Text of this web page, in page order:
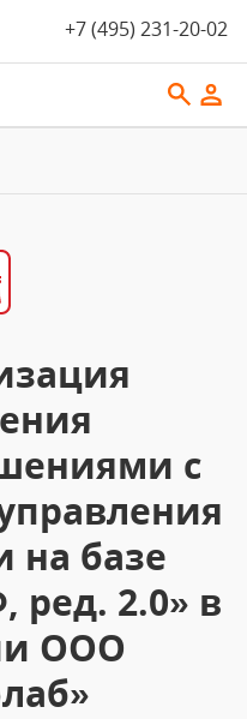
+7 (495) 231-20-02
с
на базе
ред. 2.0» в
ООО